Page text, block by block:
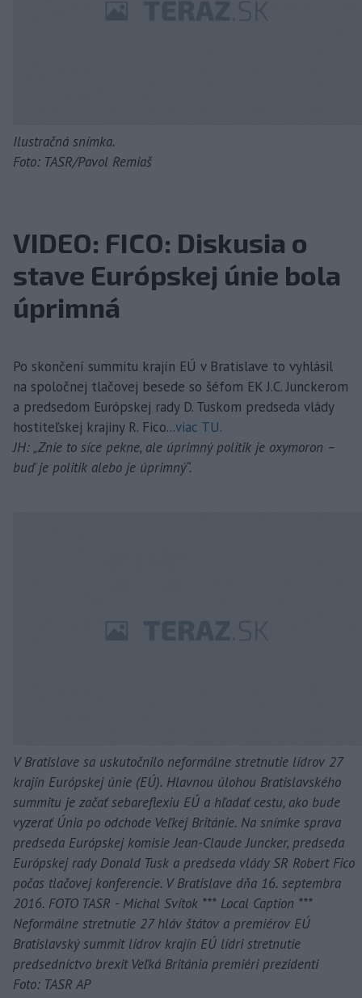
Ilustračná snímka.
Foto: TASR/Pavol Remiaš
VIDEO: FICO: Diskusia o
stave Európskej únie bola
úprimná
Po skončení summitu krajín EÚ v Bratislave to vyhlásil
na spoločnej tlačovej besede so šéfom EK J.C. Junckerom
a predsedom Európskej rady D. Tuskom predseda vlády
hostiteľskej krajiny R. Fico...viac TU.
JH: „Znie to síce pekne, ale úprimný politik je oxymoron –
buď je politik alebo je úprimný“.
V Bratislave sa uskutočnilo neformálne stretnutie lídrov 27
krajín Európskej únie (EÚ). Hlavnou úlohou Bratislavského
summitu je začať sebareflexiu EÚ a hľadať cestu, ako bude
vyzerať Únia po odchode Veľkej Británie. Na snímke sprava
predseda Európskej komisie Jean-Claude Juncker, predseda
Európskej rady Donald Tusk a predseda vlády SR Robert Fico
počas tlačovej konferencie. V Bratislave dňa 16. septembra
2016. FOTO TASR - Michal Svítok *** Local Caption ***
Neformálne stretnutie 27 hláv štátov a premiérov EÚ
Bratislavský summit lídrov krajín EÚ lídri stretnutie
predsedníctvo brexit Veľká Británia premiéri prezidenti
Foto: TASR AP